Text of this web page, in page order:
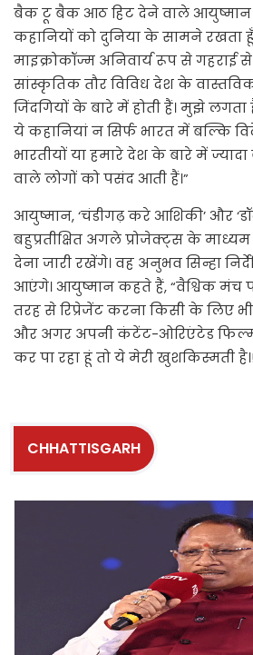
बैक टू बैक आठ हिट देने वाले
कहानियों को दुनिया के सामने रखता
माइक्रोकॉज्म अनिवार्य रूप से गहराई
सांस्कृतिक तौर विविध देश के
जिंदगियों के बारे में होती हैं। मुझे
ये कहानियां न सिर्फ भारत में बल्कि
भारतीयों या हमारे देश के बारे में
वाले लोगों को पसंद आती हैं।”
आयुष्मान, ‘चंडीगढ़ करे आशिकी’ और
बहुप्रतीक्षित अगले प्रोजेक्ट्स के
देना जारी रखेंगे। वह अनुभव सिन्हा
आएंगे। आयुष्मान कहते हैं, “वैश्विक मंच
तरह से रिप्रेजेंट करना किसी के लिए
और अगर अपनी कंटेंट-ओरिएंटेड
कर पा रहा हूं तो ये मेरी खुशकिस्मती
CHHATTISGARH